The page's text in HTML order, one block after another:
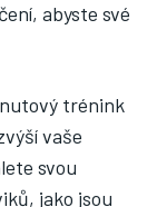
abyste své
trénink
vaše
svou
jako jsou